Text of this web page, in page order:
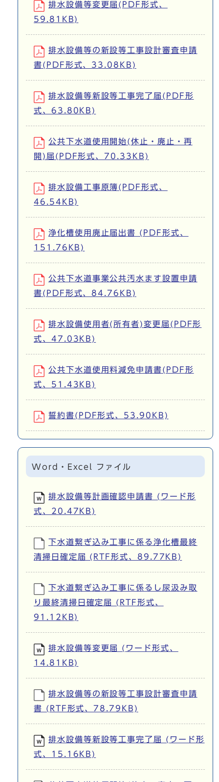
排水設備等変更届(PDF形式、
59.81KB)
排水設備等の新設等工事設計審査申請
書(PDF形式、33.08KB)
排水設備等新設等工事完了届(PDF形
式、63.80KB)
公共下水道使用開始(休止・廃止・再
開)届(PDF形式、70.33KB)
排水設備工事原簿(PDF形式、
46.54KB)
浄化槽使用廃止届出書 (PDF形式、
151.76KB)
公共下水道事業公共汚水ます設置申請
書(PDF形式、84.76KB)
排水設備使用者(所有者)変更届(PDF形
式、47.03KB)
公共下水道使用料減免申請書(PDF形
式、51.43KB)
誓約書(PDF形式、53.90KB)
Word・Excel ファイル
排水設備等計画確認申請書 (ワード形
式、20.47KB)
下水道繋ぎ込み工事に係る浄化槽最終
清掃日確定届 (RTF形式、89.77KB)
下水道繋ぎ込み工事に係るし尿汲み取
り最終清掃日確定届 (RTF形式、
91.12KB)
排水設備等変更届 (ワード形式、
14.81KB)
排水設備等の新設等工事設計審査申請
書 (RTF形式、78.79KB)
排水設備等新設等工事完了届 (ワード形
式、15.16KB)